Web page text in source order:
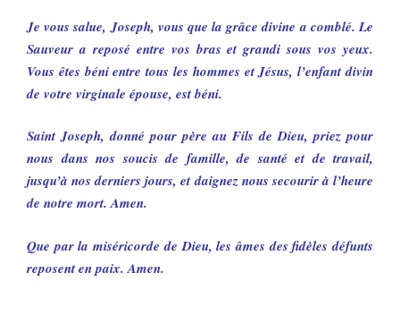
Je vous salue, Joseph, vous que la grâce divine a comblé. Le
Sauveur a reposé entre vos bras et grandi sous vos yeux.
Vous êtes béni entre tous les hommes et Jésus, l’enfant divin
de votre virginale épouse, est béni.
Saint Joseph, donné pour père au Fils de Dieu, priez pour
nous dans nos soucis de famille, de santé et de travail,
jusqu’à nos derniers jours, et daignez nous secourir à l’heure
de notre mort. Amen.
Que par la miséricorde de Dieu, les âmes des fidèles défunts
reposent en paix. Amen.